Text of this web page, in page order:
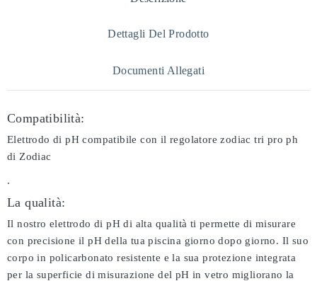
Dettagli Del Prodotto
Documenti Allegati
Compatibilità:
Elettrodo di pH compatibile con il regolatore zodiac tri pro ph
di Zodiac
.
La qualità:
Il nostro elettrodo di pH di alta qualità ti permette di misurare
con precisione il pH della tua piscina giorno dopo giorno. Il suo
corpo in policarbonato resistente e la sua protezione integrata
per la superficie di misurazione del pH in vetro migliorano la